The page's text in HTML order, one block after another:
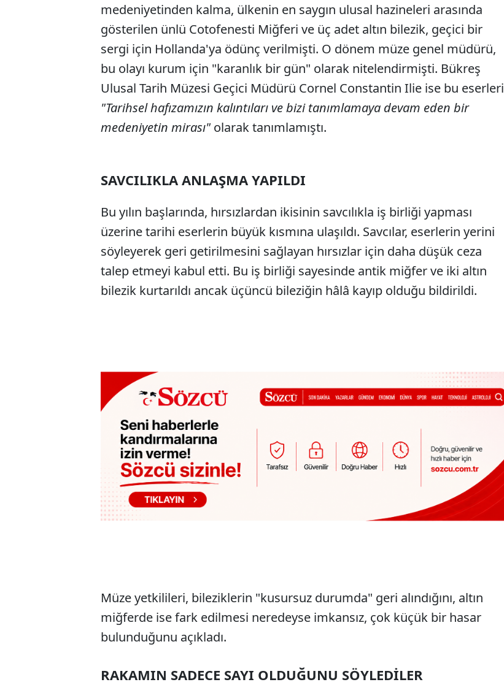
medeniyetinden kalma, ülkenin en saygın ulusal hazineleri arasında
gösterilen ünlü Cotofenesti Miğferi ve üç adet altın bilezik, geçici bir
sergi için Hollanda'ya ödünç verilmişti. O dönem müze genel müdürü,
bu olayı kurum için "karanlık bir gün" olarak nitelendirmişti. Bükreş
Ulusal Tarih Müzesi Geçici Müdürü Cornel Constantin Ilie ise bu eserleri
"Tarihsel hafızamızın kalıntıları ve bizi tanımlamaya devam eden bir
medeniyetin mirası" olarak tanımlamıştı.
SAVCILIKLA ANLAŞMA YAPILDI
Bu yılın başlarında, hırsızlardan ikisinin savcılıkla iş birliği yapması
üzerine tarihi eserlerin büyük kısmına ulaşıldı. Savcılar, eserlerin yerini
söyleyerek geri getirilmesini sağlayan hırsızlar için daha düşük ceza
talep etmeyi kabul etti. Bu iş birliği sayesinde antik miğfer ve iki altın
bilezik kurtarıldı ancak üçüncü bileziğin hâlâ kayıp olduğu bildirildi.
Müze yetkilileri, bileziklerin "kusursuz durumda" geri alındığını, altın
miğferde ise fark edilmesi neredeyse imkansız, çok küçük bir hasar
bulunduğunu açıkladı.
RAKAMIN SADECE SAYI OLDUĞUNU SÖYLEDİLER